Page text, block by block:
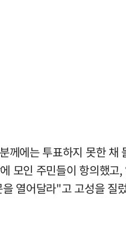
께에는 투표하지 못한 채
모인 주민들이 항의했고
열어달라"고 고성을 질